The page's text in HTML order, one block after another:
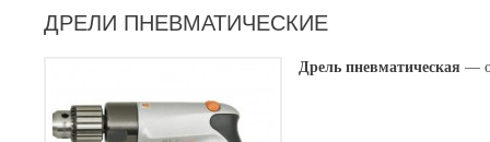
ДРЕЛИ ПНЕВМАТИЧЕСКИЕ
Дрель пневматическая —